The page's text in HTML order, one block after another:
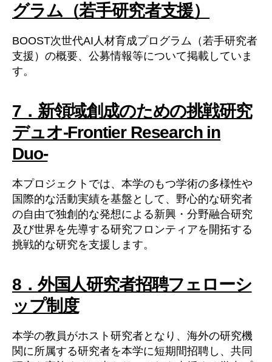
グラム（若手研究者支援）
BOOST次世代AI人材育成プログラム（若手研究者
支援）の概要、公募情報等について掲載していま
す。
7．新領域創成のための挑戦研究
デュオ-Frontier Research in
Duo-
本プロジェクトでは、本学のもつ学術の多様性や
国際的な活動実績を基盤として、野心的な研究者
の自由で独創的な発想による新興・分野融合研究
及び世界を先導する研究フロンティアを開拓する
挑戦的な研究を支援します。
8．外国人研究者招聘フェローシ
ップ制度
本学の教員がホスト研究者となり、海外の研究機
関に所属する研究者を本学に短期間招聘し、共同